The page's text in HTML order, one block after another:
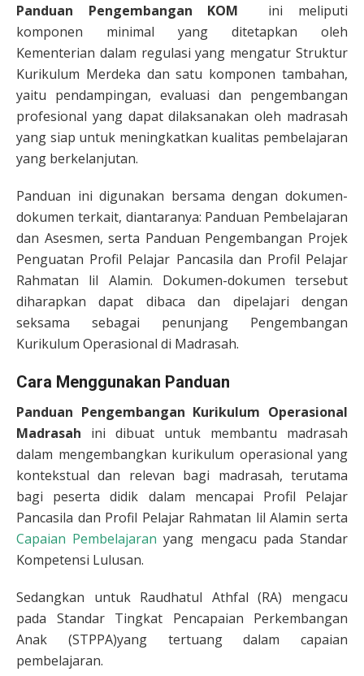
Panduan Pengembangan KOM ini meliputi
komponen minimal yang ditetapkan oleh
Kementerian dalam regulasi yang mengatur Struktur
Kurikulum Merdeka dan satu komponen tambahan,
yaitu pendampingan, evaluasi dan pengembangan
profesional yang dapat dilaksanakan oleh madrasah
yang siap untuk meningkatkan kualitas pembelajaran
yang berkelanjutan.
Panduan ini digunakan bersama dengan dokumen-
dokumen terkait, diantaranya: Panduan Pembelajaran
dan Asesmen, serta Panduan Pengembangan Projek
Penguatan Profil Pelajar Pancasila dan Profil Pelajar
Rahmatan lil Alamin. Dokumen-dokumen tersebut
diharapkan dapat dibaca dan dipelajari dengan
seksama sebagai penunjang Pengembangan
Kurikulum Operasional di Madrasah.
Cara Menggunakan Panduan
Panduan Pengembangan Kurikulum Operasional
Madrasah ini dibuat untuk membantu madrasah
dalam mengembangkan kurikulum operasional yang
kontekstual dan relevan bagi madrasah, terutama
bagi peserta didik dalam mencapai Profil Pelajar
Pancasila dan Profil Pelajar Rahmatan lil Alamin serta
Capaian Pembelajaran yang mengacu pada Standar
Kompetensi Lulusan.
Sedangkan untuk Raudhatul Athfal (RA) mengacu
pada Standar Tingkat Pencapaian Perkembangan
Anak (STPPA)yang tertuang dalam capaian
pembelajaran.